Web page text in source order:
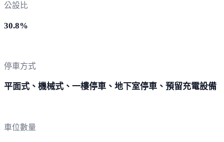
公設比
30.8%
停車方式
平面式、機械式、一樓停車、地下室停車、預留充電設備
車位數量